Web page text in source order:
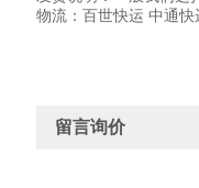
物流：百世快运 中通
留言询价